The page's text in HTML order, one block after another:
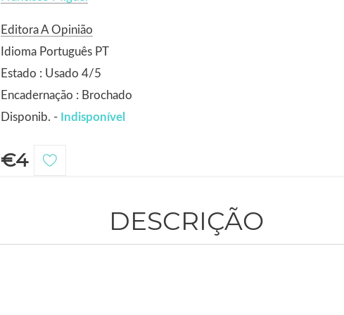
Editora A Opinião
Idioma Português PT
Estado : Usado 4/5
Encadernação : Brochado
Disponib. - Indisponível
€4
DESCRIÇÃO